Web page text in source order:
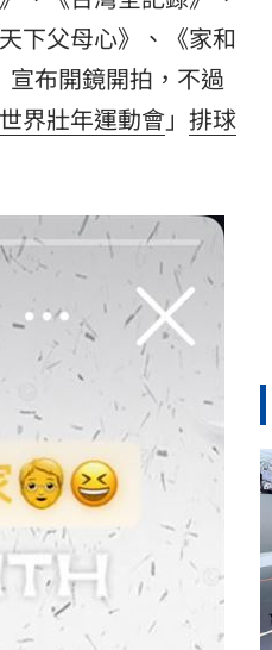
下父母心》、《家和
布開鏡開拍，不過
世界壯年運動會」 排球